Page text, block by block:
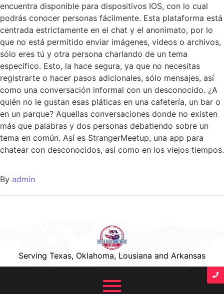
encuentra disponible para dispositivos IOS, con lo cual
podrás conocer personas fácilmente. Esta plataforma está
centrada estrictamente en el chat y el anonimato, por lo
que no está permitido enviar imágenes, videos o archivos,
sólo eres tú y otra persona charlando de un tema
específico. Esto, la hace segura, ya que no necesitas
registrarte o hacer pasos adicionales, sólo mensajes, así
como una conversación informal con un desconocido. ¿A
quién no le gustan esas pláticas en una cafetería, un bar o
en un parque? Aquellas conversaciones donde no existen
más que palabras y dos personas debatiendo sobre un
tema en común. Así es StrangerMeetup, una app para
chatear con desconocidos, así como en los viejos tiempos.
By admin
Serving Texas, Oklahoma, Lousiana and Arkansas